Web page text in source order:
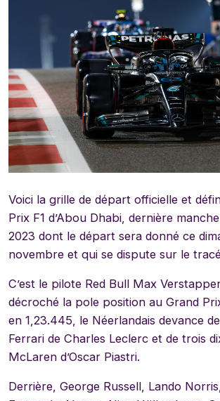
Voici la grille de départ officielle et
Prix F1 d’Abou Dhabi, dernière
2023 dont le départ sera donné ce
novembre et qui se dispute sur le
C’est le pilote Red Bull Max
décroché la pole position au Grand
en 1,23.445, le Néerlandais devance
Ferrari de Charles Leclerc et de trois
McLaren d’Oscar Piastri.
Derrière, George Russell, Lando